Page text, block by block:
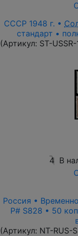
СССР 1948 г. •
стандарт •
(Артикул: ST-
4 В
Россия •
P# S828 • 50
(Артикул: NT-RUS-